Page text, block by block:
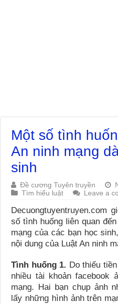
Một số tình
An ninh mạng
sinh
Đề cương Tuyên truyền
Tìm hiểu luật
Leave a
Decuongtuyentruyen.com
số tình huống liên quan
mạng của các bạn học
nội dung của Luật An ninh
Tình huống 1. Do thiếu
nhiều tài khoản facebook
mạng. Hai bạn chụp ảnh
lấy những hình ảnh trên